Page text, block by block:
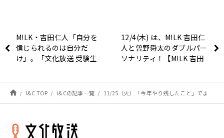
M!LK・吉田仁人「自分を
信じられるのは自分だ
け」。「文化放送 受験生
ビュー
12/4(木) は、M!LK 吉田仁
人と曽野舜太のダブルパー
ソナリティ！【M!LK 吉田
I&C TOP I&Cの記事一覧 11/25（火）「今年やり残したこと」でまさかの発見が！？